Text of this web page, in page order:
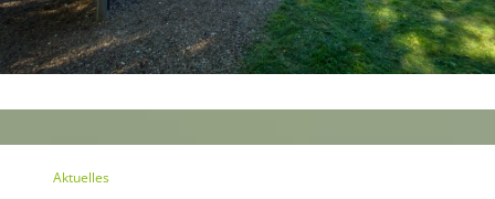
Aktuelles